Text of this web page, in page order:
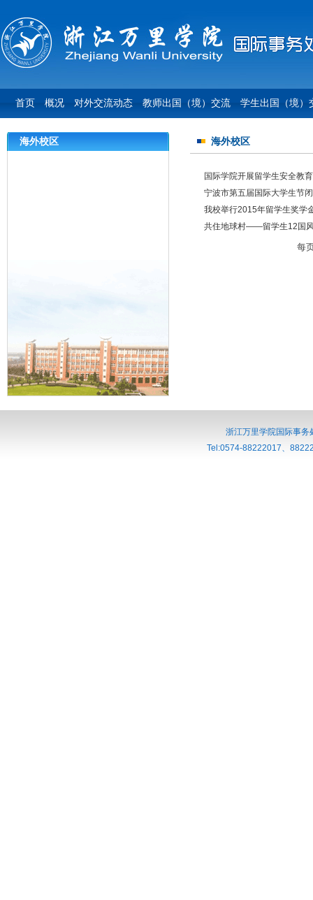
首页 概况 对外交流动态 教师出国（境）交流 学生出国（境）
海外校区 海外校区
国际学院开展留学生安全教
宁波市第五届国际大学生节
我校举行2015年留学生奖学
共住地球村——留学生12国
每
浙江万里学院国际事
Tel:0574-88222017、